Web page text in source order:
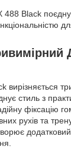
488 Black
вирізняється
стиль з
фіксацію
рухів та